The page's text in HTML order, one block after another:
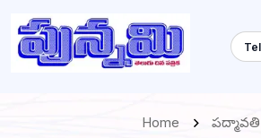
Home పద్మావతి